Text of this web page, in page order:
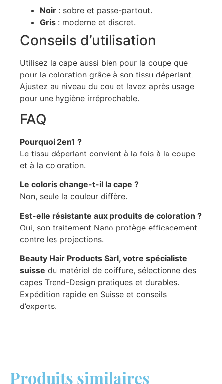
Noir : sobre et passe-partout.
Gris : moderne et discret.
Conseils d’utilisation
Utilisez la cape aussi bien pour la coupe que
pour la coloration grâce à son tissu déperlant.
Ajustez au niveau du cou et lavez après usage
pour une hygiène irréprochable.
FAQ
Pourquoi 2en1 ?
Le tissu déperlant convient à la fois à la coupe
et à la coloration.
Le coloris change-t-il la cape ?
Non, seule la couleur diffère.
Est-elle résistante aux produits de coloration ?
Oui, son traitement Nano protège efficacement
contre les projections.
Beauty Hair Products Sàrl, votre spécialiste
suisse du matériel de coiffure, sélectionne des
capes Trend-Design pratiques et durables.
Expédition rapide en Suisse et conseils
d’experts.
Produits similaires